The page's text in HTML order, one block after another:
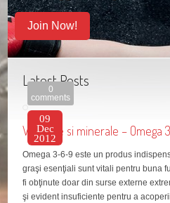
Join Now!
Latest Posts
09
Dec
2012
0
comments
Vitamine si minerale – Omega
Omega 3-6-9 este un produs
graşi esenţiali sunt vitali pentru buna
fi obţinute doar din surse externe
şi evident insuficiente pentru a